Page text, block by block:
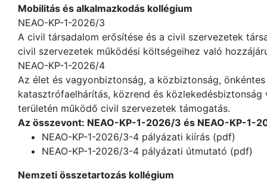
Mobilitás és alkalmazkodás kollégium
NEAO-KP-1-2026/3
A civil társadalom erősítése és a civil szervezetek
civil szervezetek működési költségeihez való
NEAO-KP-1-2026/4
Az élet és vagyonbiztonság, a közbiztonság,
katasztrófaelhárítás, közrend és
területén működő civil szervezetek támogatás.
Az összevont: NEAO-KP-1-2026/3 és NEAO-KP-1-
NEAO-KP-1-2026/3-4 pályázati kiírás (pdf)
NEAO-KP-1-2026/3-4 pályázati útmutató (pdf)
Nemzeti összetartozás kollégium